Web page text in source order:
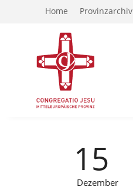
Home Provinzarchiv
15
Dezember